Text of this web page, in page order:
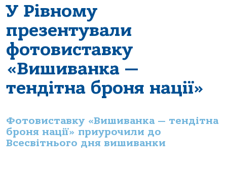
У Рівному
презентували
фотовиставку
«Вишиванка —
тендітна броня нації»
Фотовиставку «Вишиванка — тендітна
броня нації» приурочили до
Всесвітнього дня вишиванки